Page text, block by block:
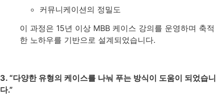
커뮤니케이션의 정밀도
이 과정은 15년 이상 MBB 케이스 강의를 운영하며 축적
한 노하우를 기반으로 설계되었습니다.
3. “다양한 유형의 케이스를 나눠 푸는 방식이 도움이 되었습니
다.”